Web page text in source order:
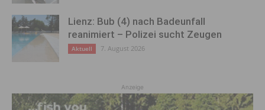
Lienz: Bub (4) nach Badeunfall
reanimiert – Polizei sucht Zeugen
Aktuell 7. August 2026
Anzeige